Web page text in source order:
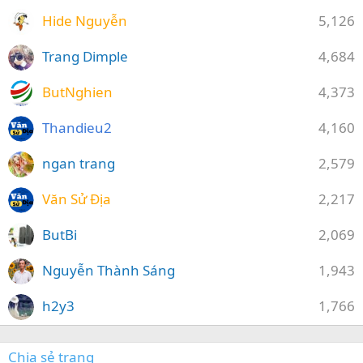
5,126
Hide Nguyễn
4,684
Trang Dimple
4,373
ButNghien
4,160
Thandieu2
2,579
ngan trang
2,217
Văn Sử Địa
2,069
ButBi
1,943
Nguyễn Thành Sáng
1,766
h2y3
Chia sẻ trang